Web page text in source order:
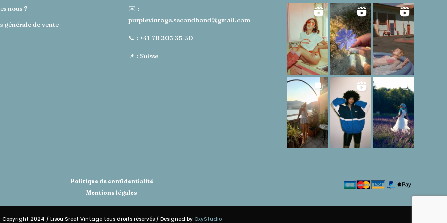
nous ?
générale de vente
✉️ :
purplevintage.secondhand@gmail.com
📞 : +41 78 205 35 30
📌 : Suisse
Politique de confidentialité
Mentions légales
Copyright 2024 / Lisou Sreet Vintage tous droits réservés / Designed by OxyStudio